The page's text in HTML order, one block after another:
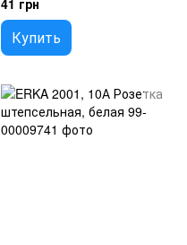
41 грн
Купить